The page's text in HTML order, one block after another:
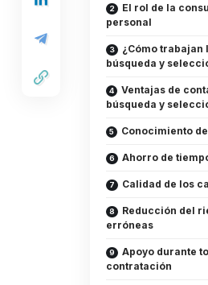
El rol de la
personal
¿Cómo trabajan
búsqueda y
Ventajas de
búsqueda y
Conocimiento
Ahorro de
Calidad de los
Reducción del
erróneas
Apoyo durante
contratación